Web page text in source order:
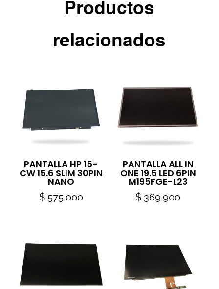
Productos
relacionados
PANTALLA HP 15-
CW 15.6 SLIM 30PIN
NANO
$575.000
PANTALLA ALL IN
ONE 19.5 LED 6PIN
M195FGE-L23
$ 369.900